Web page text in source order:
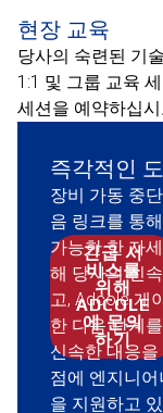
현장 교육
당사의 숙련된 기
1:1 및 그룹 교육
세션을 예약하십시
즉각적인
장비 가동 중
음 링크를 통
긴급 서
비스를
위해
ADCOLE
에 문의
하기
가능한 한 자
해 당사의 신
고, Adcole 게
한 다음 단계
신속한 대응
점에 엔지니
을 지원하고